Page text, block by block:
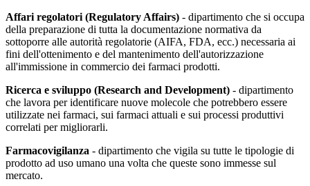
Affari regolatori (Regulatory Affairs) - dipartimento che si occupa
della preparazione di tutta la documentazione normativa da
sottoporre alle autorità regolatorie (AIFA, FDA, ecc.) necessaria ai
fini dell'ottenimento e del mantenimento dell'autorizzazione
all'immissione in commercio dei farmaci prodotti.
Ricerca e sviluppo (Research and Development) - dipartimento
che lavora per identificare nuove molecole che potrebbero essere
utilizzate nei farmaci, sui farmaci attuali e sui processi produttivi
correlati per migliorarli.
Farmacovigilanza - dipartimento che vigila su tutte le tipologie di
prodotto ad uso umano una volta che queste sono immesse sul
mercato.